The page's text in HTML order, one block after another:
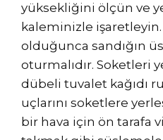
yüksekliğini ölçün ve
kaleminizle
olduğunca sandığın
oturmalıdır. Soketleri
dübeli tuvalet kağıdı
uçlarını soketlere
bir hava için ön tarafa